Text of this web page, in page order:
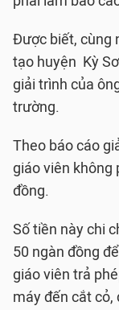
Được biết, cùng
tạo huyện Kỳ
giải trình của
trường.
Theo báo cáo
giáo viên không
đồng.
Số tiền này chi
50 ngàn đồng
giáo viên trả
máy đến cắt cỏ,